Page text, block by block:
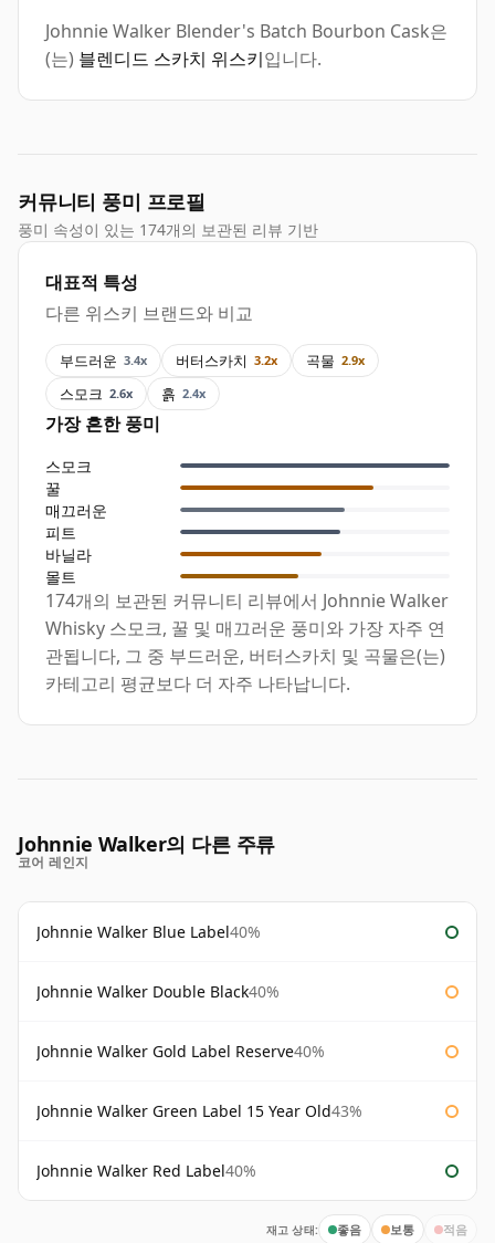
Johnnie Walker Blender's Batch Bourbon Cask은
(는) 블렌디드 스카치 위스키입니다.
커뮤니티 풍미 프로필
풍미 속성이 있는 174개의 보관된 리뷰 기반
대표적 특성
다른 위스키 브랜드와 비교
부드러운 3.4x 버터스카치 3.2x 곡물 2.9x
스모크 2.6x 흙 2.4x
가장 흔한 풍미
스모크
꿀
매끄러운
피트
바닐라
몰트
174개의 보관된 커뮤니티 리뷰에서 Johnnie Walker
Whisky 스모크, 꿀 및 매끄러운 풍미와 가장 자주 연
관됩니다, 그 중 부드러운, 버터스카치 및 곡물은(는)
카테고리 평균보다 더 자주 나타납니다.
Johnnie Walker의 다른 주류
코어 레인지
Johnnie Walker Blue Label40%
Johnnie Walker Double Black40%
Johnnie Walker Gold Label Reserve40%
Johnnie Walker Green Label 15 Year Old43%
Johnnie Walker Red Label40%
재고 상태: 좋음 보통 적음